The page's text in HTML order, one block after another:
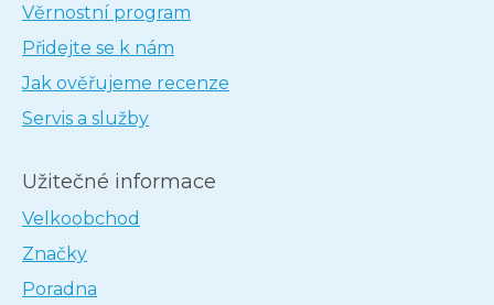
Věrnostní program
Přidejte se k nám
Jak ověřujeme recenze
Servis a služby
Užitečné informace
Velkoobchod
Značky
Poradna